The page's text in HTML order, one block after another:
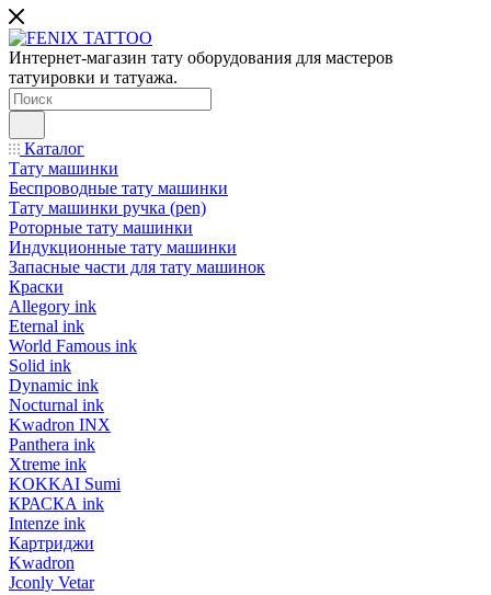
Интернет-магазин тату оборудования для мастеров
татуировки и татуажа.
Каталог
Тату машинки
Беспроводные тату машинки
Тату машинки ручка (pen)
Роторные тату машинки
Индукционные тату машинки
Запасные части для тату машинок
Краски
Allegory ink
Eternal ink
World Famous ink
Solid ink
Dynamic ink
Nocturnal ink
Kwadron INX
Panthera ink
Xtreme ink
KOKKAI Sumi
КРАСКА ink
Intenze ink
Картриджи
Kwadron
Jconly Vetar